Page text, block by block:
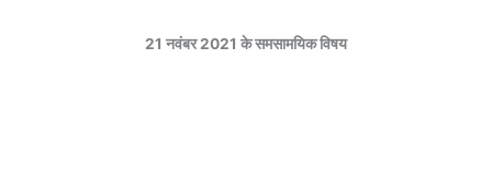
21 नवंबर 2021 के समसामयिक विषय